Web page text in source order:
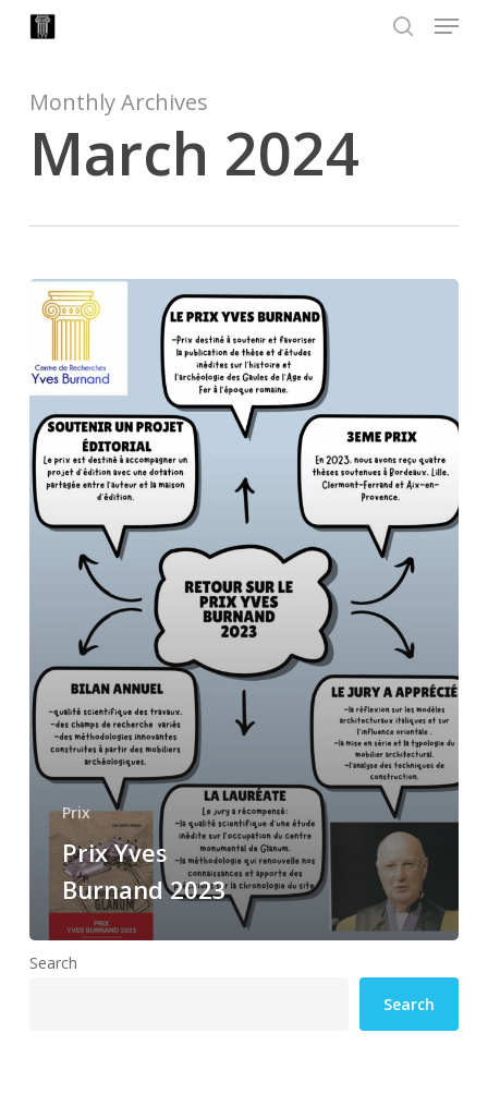
content
Menu
Monthly Archives
March 2024
Prix
Prix Yves
Burnand 2023
Search
Search